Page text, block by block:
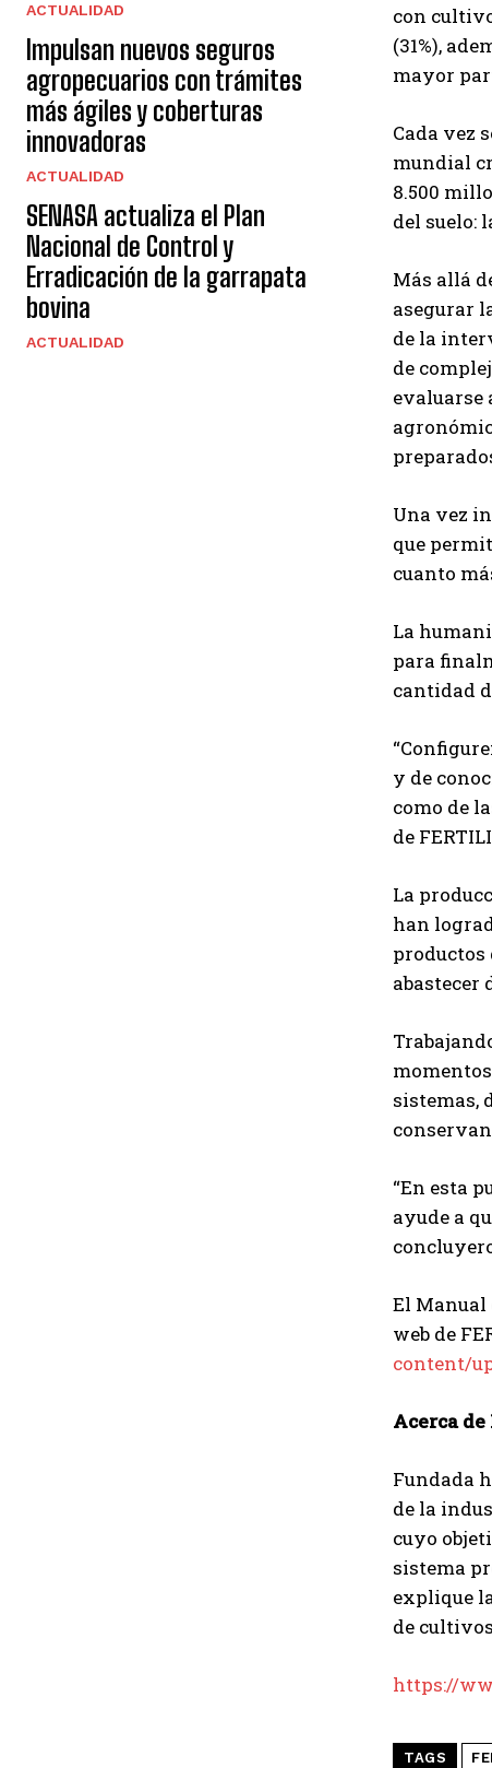
ACTUALIDAD
Impulsan nuevos seguros
agropecuarios con trámites
más ágiles y coberturas
innovadoras
ACTUALIDAD
SENASA actualiza el Plan
Nacional de Control y
Erradicación de la garrapata
bovina
ACTUALIDAD
con
(31%),
mayor
Cada vez
mundial
8.500
del suelo:
Más allá
asegurar
de la
de
evaluarse
Una vez
que
cuanto
La
para
cantidad
y de
como de
de
La
han
productos
abastecer
sistemas,
“En esta
ayude a
El Manual
web de
content/
Acerca de
Fundada
de la
cuyo
sistema
explique
de
https://
TAGS